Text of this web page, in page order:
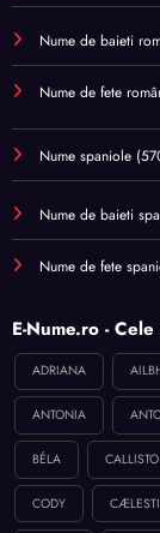
Nume de baieti
Nume de fete
Nume spaniole
Nume de baieti
Nume de fete
E-Nume.ro -
ADRIANA
ANTONIA
BÉLA CALLISTO
CODY